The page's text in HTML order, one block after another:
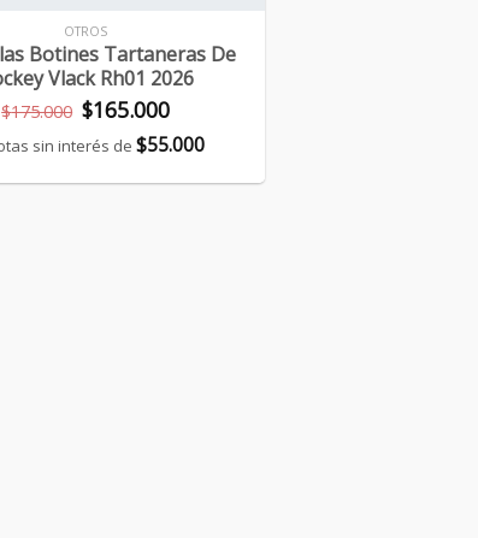
OTROS
Botines Tartaneras De
Vlack Rh01 2026
$175.000 El
original
era:
$165.000El
precio
actual
es:
sin interés de $55.000